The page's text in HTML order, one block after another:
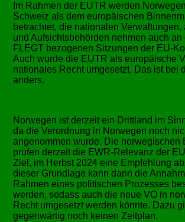
Im Rahmen der EUTR werden
Schweiz als dem europäischen
betrachtet, die nationalen Verwaltungen,
und Aufsichtsbehörden nehmen auch an
FLEGT bezogenen Sitzungen der EU-
Auch wurde die EUTR als europäische
nationales Recht umgesetzt. Das ist bei
anders.
Norwegen ist derzeit ein Drittland im
da die Verordnung in Norwegen noch
angenommen wurde. Die norwegischen
prüfen derzeit die EWR-Relevanz der
Ziel, im Herbst 2024 eine Empfehlung
dieser Grundlage kann dann die
Rahmen eines politischen Prozesses
werden, sodass auch die neue VO in
Recht umgesetzt werden könnte. Dazu
gegenwärtig noch keinen Zeitplan.